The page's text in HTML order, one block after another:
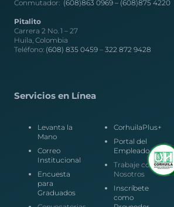
Conmutador: (608)863 0969 – (608)875 4220
Pitalito
Carrera 2 No. 1 – 27
Huila, Colombia
Teléfono: (608) 835 0459 – 322 872 9428
Servicios en Línea
Levanta la
Mano
Correo
Institucional
Encuesta
para
Graduados
CorhuilaPlus+
Portal del
Empleado
Trabaje con
Nosotros
Inscríbete
como